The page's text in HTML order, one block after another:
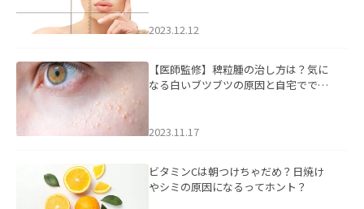
2023.12.12
【医師監修】稗粒腫の治し方は？気に
なる白いブツブツの原因と自宅ででき
2023.11.17
ビタミンCは朝つけちゃだめ？日焼け
やシミの原因になるってホント？